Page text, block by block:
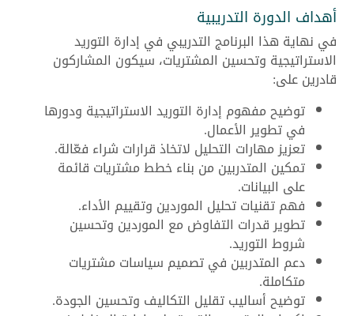
أهداف الدورة التدريبية
في نهاية هذا البرنامج التدريبي في إدارة التوريد
الاستراتيجية وتحسين المشتريات، سيكون المشاركون
قادرين على:
توضيح مفهوم إدارة التوريد الاستراتيجية ودورها
في تطوير الأعمال.
تعزيز مهارات التحليل لاتخاذ قرارات شراء فعّالة.
تمكين المتدربين من بناء خطط مشتريات قائمة
على البيانات.
فهم تقنيات تحليل الموردين وتقييم الأداء.
تطوير قدرات التفاوض مع الموردين وتحسين
شروط التوريد.
دعم المتدربين في تصميم سياسات مشتريات
متكاملة.
توضيح أساليب تقليل التكاليف وتحسين الجودة.